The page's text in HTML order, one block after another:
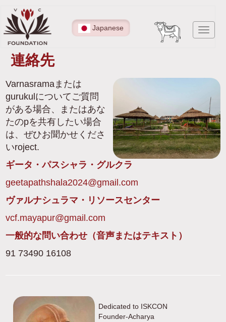
イ
ン
ン
ツ
に
移
動
Japanese
連絡先
Varnasramaまたは
gurukulについてご質問
がある場合、またはあな
たのpを共有したい場合
は、ぜひお聞かせくださ
いroject.
ギータ・パスシャラ・グルクラ
geetapathshala2024@gmail.com
ヴァルナシュラマ・リソースセンター
vcf.mayapur@gmail.com
一般的な問い合わせ（音声またはテキスト）
91 73490 16108
Dedicated to ISKCON
Founder-Acharya